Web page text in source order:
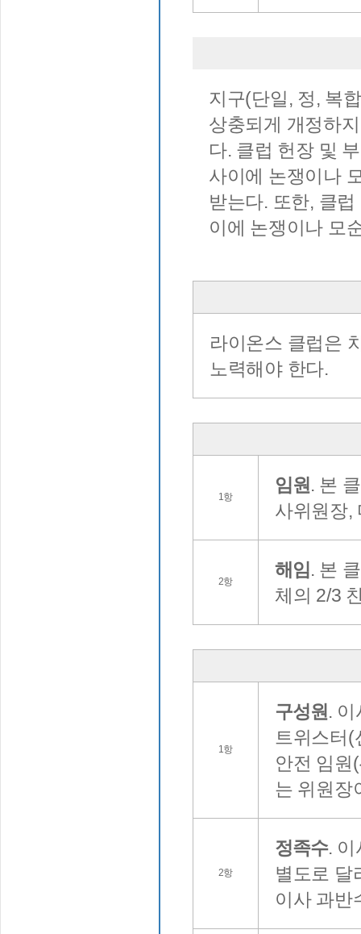
지구(단일, 정, 복
상충되게 개정하
다. 클럽 헌장 및
사이에 논쟁이나
받는다. 또한, 클
이에 논쟁이나 모
라이온스 클럽은
노력해야 한다.
1항
임원 . 본
사위원장,
2항
해임 . 본
체의 2/3
1항
구성원 .
트위스터
안전 임원
는 위원장
2항
정족수. 이
별도로 달
이사 과반